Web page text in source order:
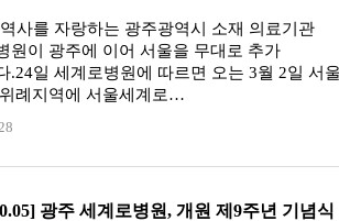
사를 자랑하는 광주광역시 소재 의료기관
원이 광주에 이어 서울을 무대로 추가
.24일 세계로병원에 따르면 오는 3월 2일 서
례지역에 서울세계로…
광주 세계로병원, 개원 제9주년 기념식